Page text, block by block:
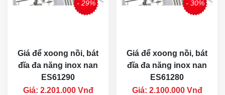
- 29%
Giá để xoong nồi, bát
đĩa đa năng inox nan
ES61290
Giá: 2.201.000 Vnđ
- 30%
Giá để xoong nồi, bát
đĩa đa năng inox nan
ES61280
Giá: 2.100.000 Vnđ